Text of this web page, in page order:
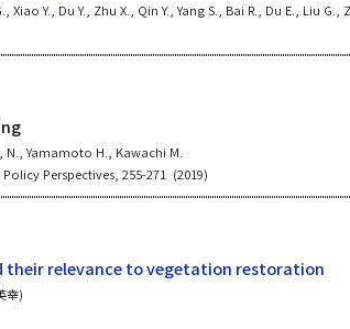
Xiao Y., Du Y., Zhu X., Qin Y., Yang S., Bai R., Du E., Liu G.,
N., Yamamoto H., Kawachi M.
Perspectives, 255-271 (2019)
their relevance to vegetation restoration
幸)